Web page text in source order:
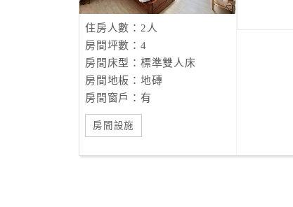
住房人數：2人
房間坪數：4
房間床型：標準雙人床
房間地板：地磚
房間窗戶：有
房間設施